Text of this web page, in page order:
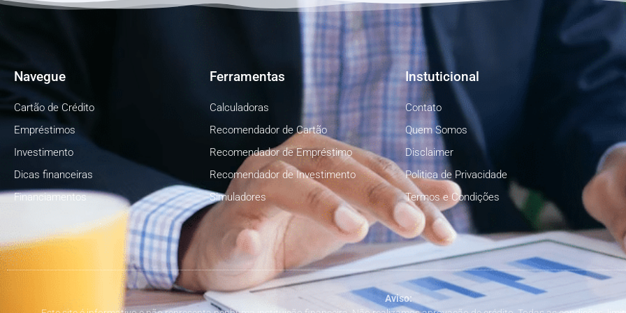
Navegue
Cartão de Crédito
Empréstimos
Investimento
Dicas financeiras
Financiamentos
Ferramentas
Calculadoras
Recomendador de Cartão
Recomendador de Empréstimo
Recomendador de Investimento
Simuladores
Instuticional
Contato
Quem Somos
Disclaimer
Politica de Privacidade
Termos e Condições
Aviso: